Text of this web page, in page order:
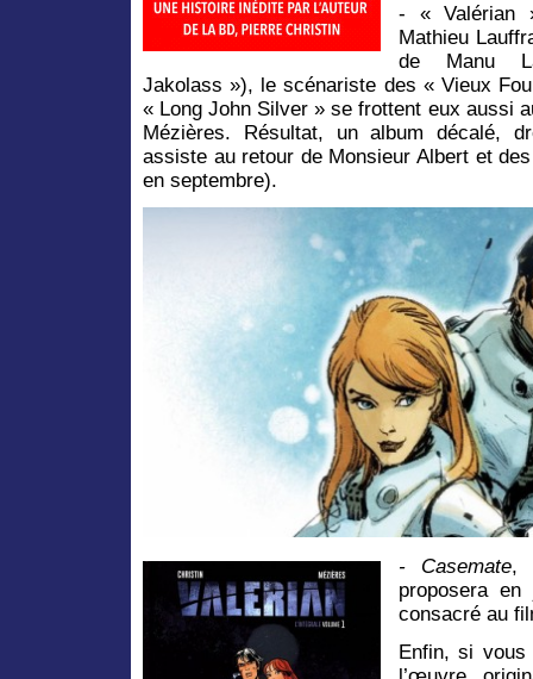
- « Valérian
Mathieu
de Manu
Jakolass »), le scénariste des « Vieux
« Long John Silver » se frottent eux aussi
Mézières. Résultat, un album décalé,
assiste au retour de Monsieur Albert et
en septembre).
- Casemate,
proposera
consacré au
Enfin, si vous